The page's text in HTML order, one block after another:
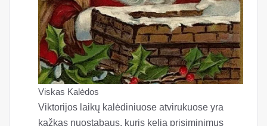
Viskas Kalėdos
Viktorijos laikų kalėdiniuose atvirukuose yra
kažkas nuostabaus, kuris kelia prisiminimus